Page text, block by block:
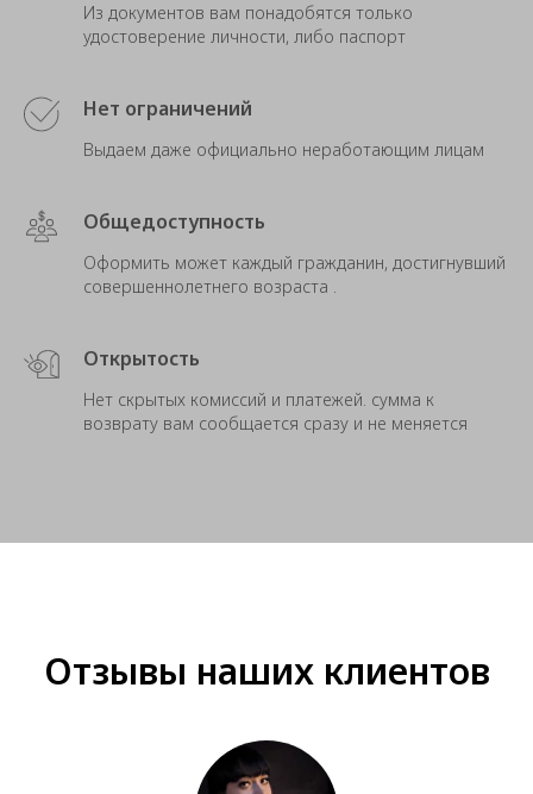
Из документов вам понадобятся только
удостоверение личности, либо паспорт
Нет ограничений
Выдаем даже официально неработающим лицам
Общедоступность
Оформить может каждый гражданин, достигнувший
совершеннолетнего возраста .
Открытость
Нет скрытых комиссий и платежей. сумма к
возврату вам сообщается сразу и не меняется
Отзывы наших клиентов